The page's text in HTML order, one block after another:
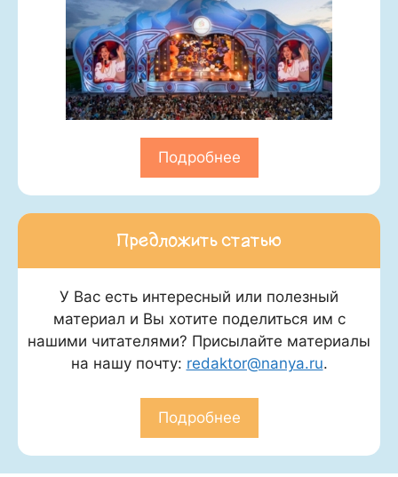
Подробнее
Предложить статью
У Вас есть интересный или полезный
материал и Вы хотите поделиться им с
нашими читателями? Присылайте материалы
на нашу почту: redaktor@nanya.ru.
Подробнее